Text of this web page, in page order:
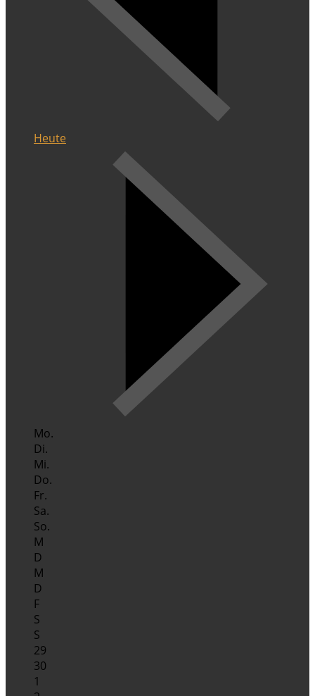
Heute
Mo.
Di.
Mi.
Do.
Fr.
Sa.
So.
M
D
M
D
F
S
S
29
30
1